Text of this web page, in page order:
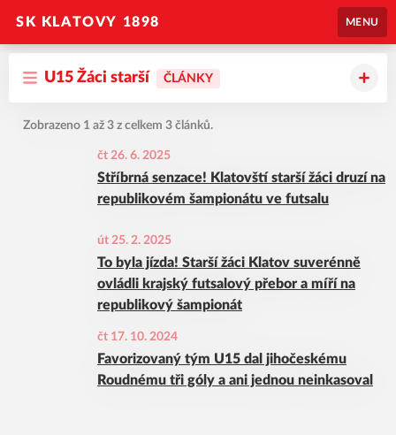
SK KLATOVY 1898 MENU
U15 Žáci starší ČLÁNKY
Zobrazeno 1 až 3 z celkem 3 článků.
čt 26. 6. 2025
Stříbrná senzace! Klatovští starší žáci druzí na
republikovém šampionátu ve futsalu
út 25. 2. 2025
To byla jízda! Starší žáci Klatov suverénně
ovládli krajský futsalový přebor a míří na
republikový šampionát
čt 17. 10. 2024
Favorizovaný tým U15 dal jihočeskému
Roudnému tři góly a ani jednou neinkasoval